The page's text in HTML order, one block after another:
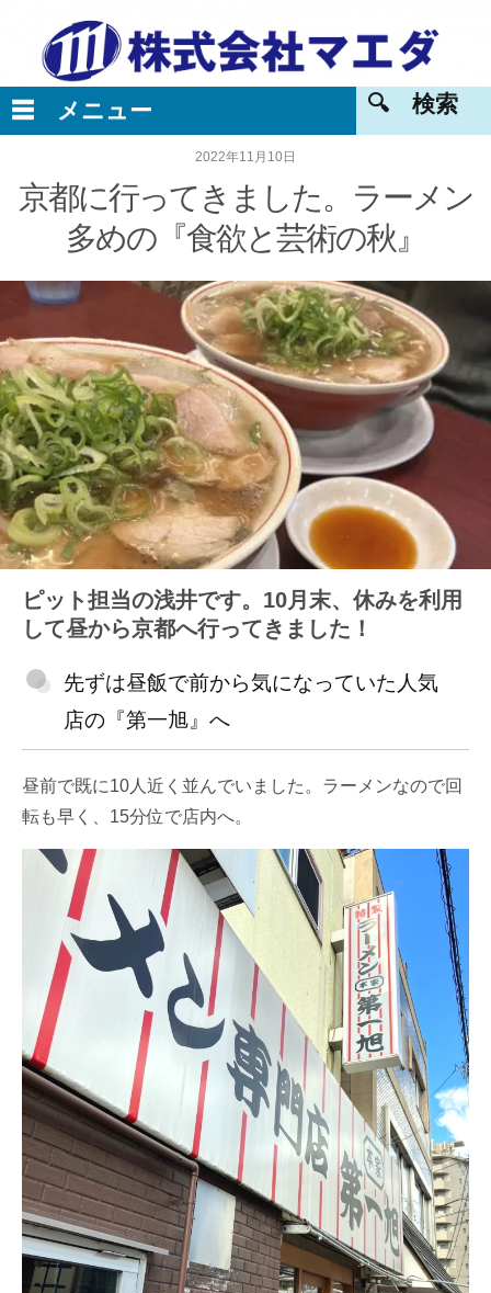
2022年11月10日
京都に行ってきました。ラーメン
多めの『食欲と芸術の秋』
ピット担当の浅井です。10月末、休みを利用
して昼から京都へ行ってきました！
先ずは昼飯で前から気になっていた人気
店の『第一旭』へ
昼前で既に10人近く並んでいました。ラーメンなので回
転も早く、15分位で店内へ。